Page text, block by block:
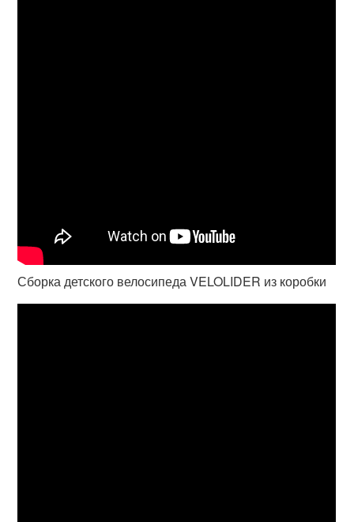
Сборка детского велосипеда VELOLIDER из коробки